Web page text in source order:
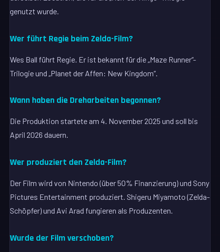
genutzt wurde.
Wer führt Regie beim Zelda-Film?
Wes Ball führt Regie. Er ist bekannt für die „Maze Runner“-
Trilogie und „Planet der Affen: New Kingdom“.
Wann haben die Dreharbeiten begonnen?
Die Produktion startete am 4. November 2025 und soll bis
April 2026 dauern.
Wer produziert den Zelda-Film?
Der Film wird von Nintendo (über 50% Finanzierung) und Sony
Pictures Entertainment produziert. Shigeru Miyamoto (Zelda-
Schöpfer) und Avi Arad fungieren als Produzenten.
Wurde der Film verschoben?